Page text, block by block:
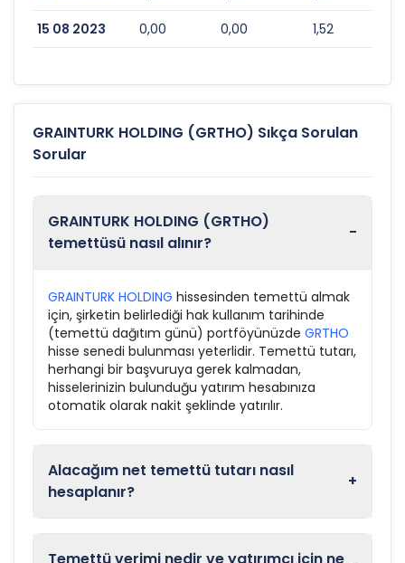
15 08 2023 0,00 0,00 1,52
GRAINTURK HOLDING (GRTHO) Sıkça Sorulan
Sorular
GRAINTURK HOLDING (GRTHO)
temettüsü nasıl alınır?
-
GRAINTURK HOLDING hissesinden temettü almak
için, şirketin belirlediği hak kullanım tarihinde
(temettü dağıtım günü) portföyünüzde GRTHO
hisse senedi bulunması yeterlidir. Temettü tutarı,
herhangi bir başvuruya gerek kalmadan,
hisselerinizin bulunduğu yatırım hesabınıza
otomatik olarak nakit şeklinde yatırılır.
Alacağım net temettü tutarı nasıl
hesaplanır?
+